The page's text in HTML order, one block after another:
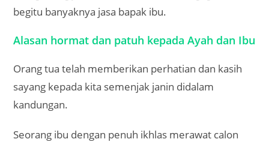
begitu banyaknya jasa bapak ibu.
Alasan hormat dan patuh kepada Ayah dan Ibu
Orang tua telah memberikan perhatian dan kasih
sayang kepada kita semenjak janin didalam
kandungan.
Seorang ibu dengan penuh ikhlas merawat calon